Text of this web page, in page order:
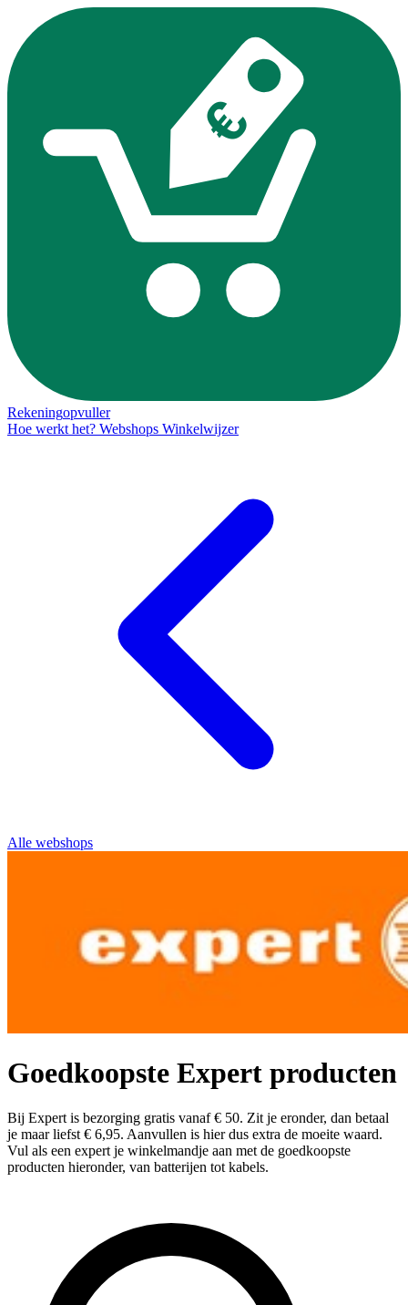
Rekeningopvuller
Hoe werkt het? Webshops Winkelwijzer
Alle webshops
Goedkoopste Expert producten
Bij Expert is bezorging gratis vanaf € 50. Zit je eronder, dan betaal
je maar liefst € 6,95. Aanvullen is hier dus extra de moeite waard.
Vul als een expert je winkelmandje aan met de goedkoopste
producten hieronder, van batterijen tot kabels.